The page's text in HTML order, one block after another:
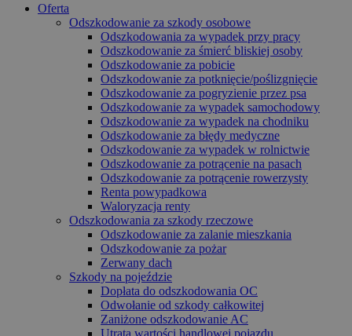
Oferta
Odszkodowanie za szkody osobowe
Odszkodowania za wypadek przy pracy
Odszkodowanie za śmierć bliskiej osoby
Odszkodowanie za pobicie
Odszkodowanie za potknięcie/poślizgnięcie
Odszkodowanie za pogryzienie przez psa
Odszkodowanie za wypadek samochodowy
Odszkodowanie za wypadek na chodniku
Odszkodowanie za błędy medyczne
Odszkodowanie za wypadek w rolnictwie
Odszkodowanie za potrącenie na pasach
Odszkodowanie za potrącenie rowerzysty
Renta powypadkowa
Waloryzacja renty
Odszkodowania za szkody rzeczowe
Odszkodowanie za zalanie mieszkania
Odszkodowanie za pożar
Zerwany dach
Szkody na pojeździe
Dopłata do odszkodowania OC
Odwołanie od szkody całkowitej
Zaniżone odszkodowanie AC
Utrata wartości handlowej pojazdu